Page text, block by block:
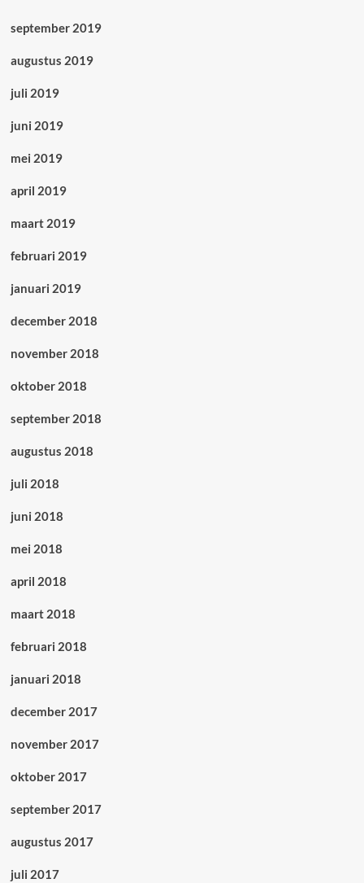
september 2019
augustus 2019
juli 2019
juni 2019
mei 2019
april 2019
maart 2019
februari 2019
januari 2019
december 2018
november 2018
oktober 2018
september 2018
augustus 2018
juli 2018
juni 2018
mei 2018
april 2018
maart 2018
februari 2018
januari 2018
december 2017
november 2017
oktober 2017
september 2017
augustus 2017
juli 2017